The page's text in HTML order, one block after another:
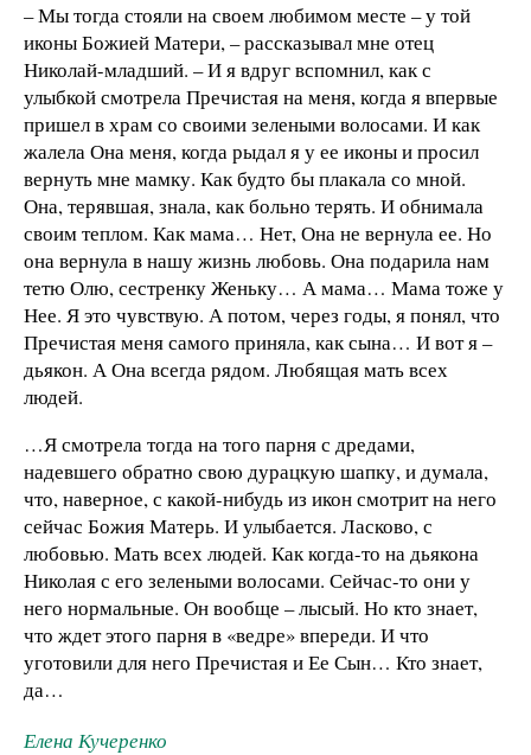
– Мы тогда стояли на своем любимом месте – у той
иконы Божией Матери, – рассказывал мне отец
Николай-младший. – И я вдруг вспомнил, как с
улыбкой смотрела Пречистая на меня, когда я впервые
пришел в храм со своими зелеными волосами. И как
жалела Она меня, когда рыдал я у ее иконы и просил
вернуть мне мамку. Как будто бы плакала со мной.
Она, терявшая, знала, как больно терять. И обнимала
своим теплом. Как мама… Нет, Она не вернула ее. Но
она вернула в нашу жизнь любовь. Она подарила нам
тетю Олю, сестренку Женьку… А мама… Мама тоже у
Нее. Я это чувствую. А потом, через годы, я понял, что
Пречистая меня самого приняла, как сына… И вот я –
дьякон. А Она всегда рядом. Любящая мать всех
людей.
…Я смотрела тогда на того парня с дредами,
надевшего обратно свою дурацкую шапку, и думала,
что, наверное, с какой-нибудь из икон смотрит на него
сейчас Божия Матерь. И улыбается. Ласково, с
любовью. Мать всех людей. Как когда-то на дьякона
Николая с его зелеными волосами. Сейчас-то они у
него нормальные. Он вообще – лысый. Но кто знает,
что ждет этого парня в «ведре» впереди. И что
уготовили для него Пречистая и Ее Сын… Кто знает,
да…
Елена Кучеренко